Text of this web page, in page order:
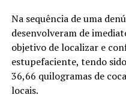
Na sequência de uma
desenvolveram de
objetivo de localizar e
estupefaciente, tendo
36,66 quilogramas de
locais.